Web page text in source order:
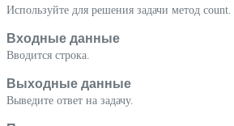
Используйте для решения задачи метод count.
Входные данные
Вводится строка.
Выходные данные
Выведите ответ на задачу.